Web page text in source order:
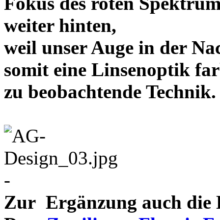
weiter hinten,
weil unser Auge in der
somit eine Linsenoptik
zu beobachtende
-
Zur Ergänzung auch die